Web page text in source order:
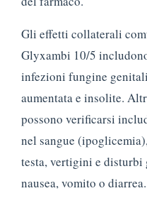
Gli effetti collaterali
Glyxambi 10/5
infezioni fungine
aumentata e insolite.
possono verificarsi
nel sangue
testa, vertigini e
nausea, vomito o diarrea.